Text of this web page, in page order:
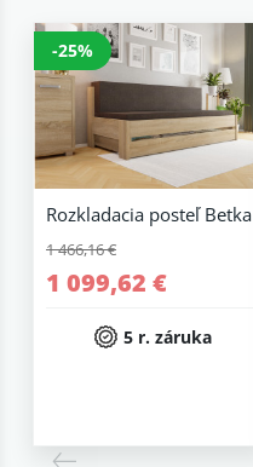
-25%
Rozkladacia posteľ Betka
1 466,16 €
1 099,62 €
5 r. záruka